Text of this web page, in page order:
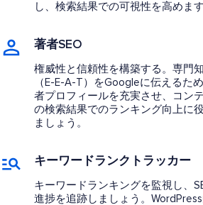
し、検索結果での可視性を高めます
著者SEO
権威性と信頼性を構築する。専門
（E-E-A-T）をGoogleに伝えるた
者プロフィールを充実させ、コン
の検索結果でのランキング向上に
ましょう。
キーワードランクトラッカー
キーワードランキングを監視し、
進捗を追跡しましょう。